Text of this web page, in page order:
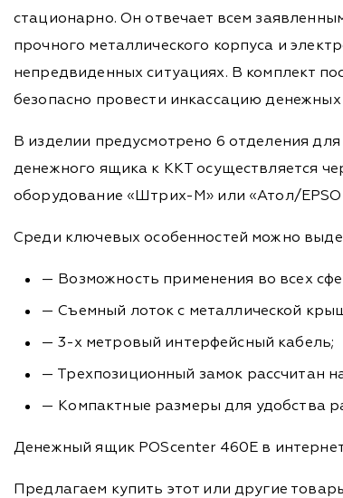
стационарно. Он отвечает всем
прочного металлического корпуса и
непредвиденных ситуациях. В комплект
безопасно провести инкассацию денежных
В изделии предусмотрено 6 отделения
денежного ящика к ККТ осуществляется
оборудование «Штрих-М» или «Атол/
Среди ключевых особенностей можно
— Возможность применения во всех
— Съемный лоток с металлической
— 3-х метровый интерфейсный кабель;
— Трехпозиционный замок рассчитан
— Компактные размеры для удобства
Денежный ящик POScenter 460E в
Предлагаем купить этот или другие